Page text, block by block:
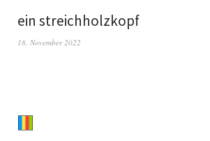
ein streichholzkopf
18. November 2022